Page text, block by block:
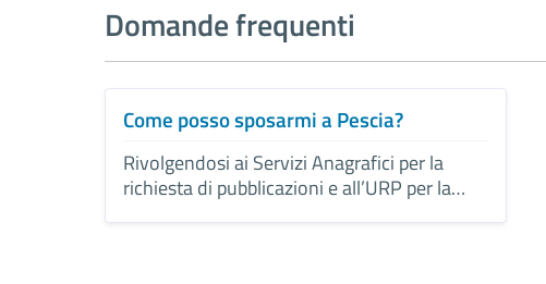
Domande frequenti
Come posso sposarmi a Pescia?
Rivolgendosi ai Servizi Anagrafici per la
richiesta di pubblicazioni e all’URP per la